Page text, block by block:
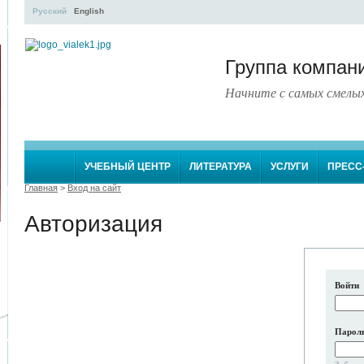
Группа
Начните с самых
Русский English
УЧЕБНЫЙ ЦЕНТР ЛИТЕРАТУРА УСЛУГИ
Главная > Вход на сайт
Авторизация
Войти